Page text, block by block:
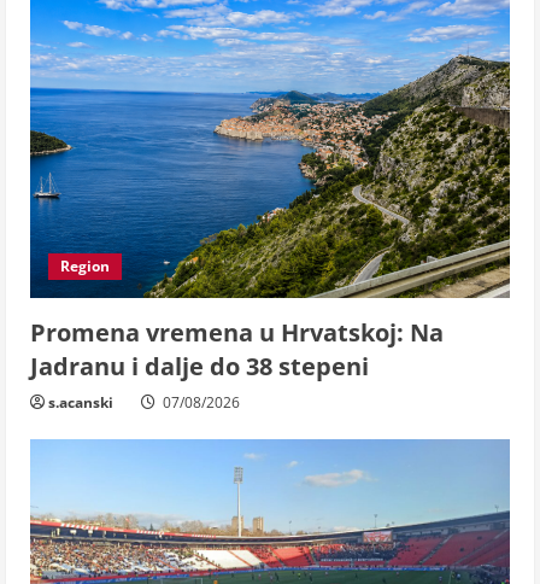
Region
Promena vremena u Hrvatskoj: Na
Jadranu i dalje do 38 stepeni
s.acanski 07/08/2026